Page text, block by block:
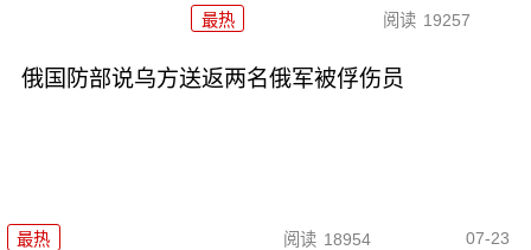
最热 阅读 19257
俄国防部说乌方送返两名俄军被俘伤员
最热 阅读 18954 07-23